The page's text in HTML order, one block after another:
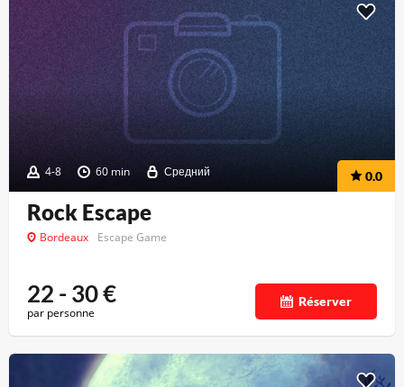
4-8 60 min Средний 0.0
Rock Escape
Bordeaux Escape Game
22 - 30€
par personne
Réserver